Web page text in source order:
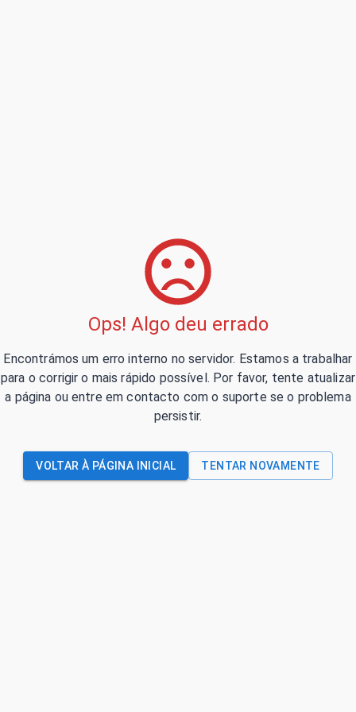
Ops! Algo deu errado
Encontrámos um erro interno no servidor. Estamos a trabalhar
para o corrigir o mais rápido possível. Por favor, tente atualizar
a página ou entre em contacto com o suporte se o problema
persistir.
VOLTAR À PÁGINA INICIAL TENTAR NOVAMENTE